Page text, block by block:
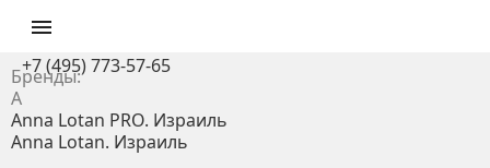

+7 (495) 773-57-65
Бренды:
A
Anna Lotan PRO. Израиль
Anna Lotan. Израиль